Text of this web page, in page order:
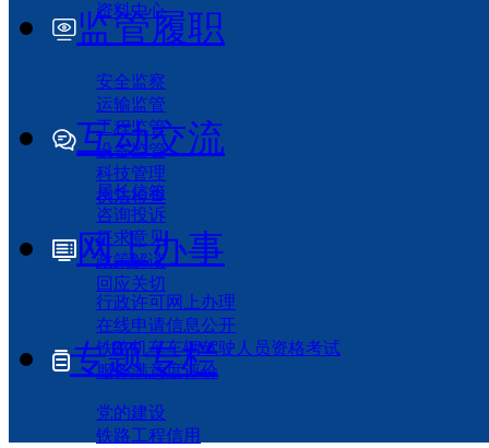
资料中心
监管履职
安全监察
运输监管
工程监管
设备监管
科技管理
执法检查
互动交流
局长信箱
咨询投诉
征求意见
政策解读
回应关切
网上办事
行政许可网上办理
在线申请信息公开
铁路机车车辆驾驶人员资格考试
服务满意度评价
专题专栏
党的建设
铁路工程信用